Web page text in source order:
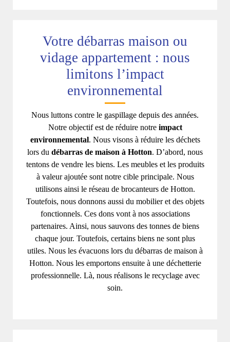
Votre débarras maison ou
vidage appartement : nous
limitons l’impact
environnemental
Nous luttons contre le gaspillage depuis des années.
Notre objectif est de réduire notre impact
environnemental. Nous visons à réduire les déchets
lors du débarras de maison à Hotton. D’abord, nous
tentons de vendre les biens. Les meubles et les produits
à valeur ajoutée sont notre cible principale. Nous
utilisons ainsi le réseau de brocanteurs de Hotton.
Toutefois, nous donnons aussi du mobilier et des objets
fonctionnels. Ces dons vont à nos associations
partenaires. Ainsi, nous sauvons des tonnes de biens
chaque jour. Toutefois, certains biens ne sont plus
utiles. Nous les évacuons lors du débarras de maison à
Hotton. Nous les emportons ensuite à une déchetterie
professionnelle. Là, nous réalisons le recyclage avec
soin.